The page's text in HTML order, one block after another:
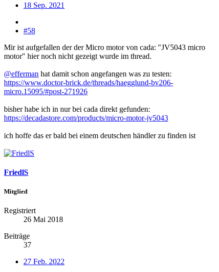
18 Sep. 2021
#58
Mir ist aufgefallen der der Micro motor von cada: "JV5043 micro
motor" hier noch nicht gezeigt wurde im thread.
@efferman hat damit schon angefangen was zu testen:
https://www.doctor-brick.de/threads/haegglund-bv206-
micro.15095/#post-271926
bisher habe ich in nur bei cada direkt gefunden:
https://decadastore.com/products/micro-motor-jv5043
ich hoffe das er bald bei einem deutschen händler zu finden ist
FriedlS
Mitglied
Registriert
26 Mai 2018
Beiträge
37
27 Feb. 2022